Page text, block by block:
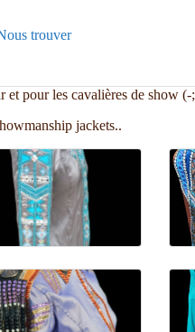
trouver
et pour les cavalières de show (-;
jackets..